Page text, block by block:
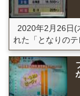
2020年2月26日(
れた「となりの